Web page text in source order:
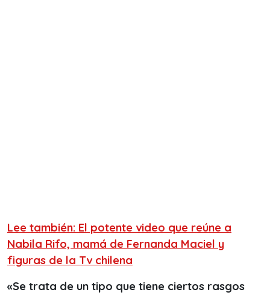
Lee también: El potente video que reúne a
Nabila Rifo, mamá de Fernanda Maciel y
figuras de la Tv chilena
«Se trata de un tipo que tiene ciertos rasgos